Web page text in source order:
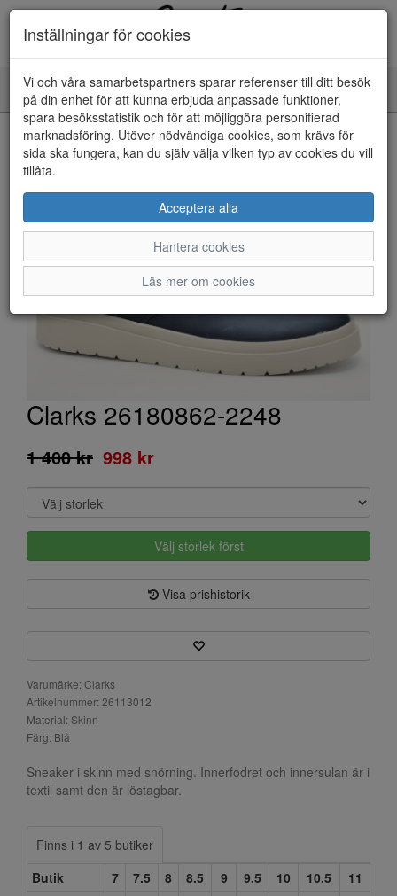
Toggle
navigation
HEM
Clarks 26180862-2248
1 400 kr 998 kr
Välj storlek först
Visa prishistorik
Varumärke: Clarks
Artikelnummer: 26113012
Material: Skinn
Färg: Blå
Sneaker i skinn med snörning. Innerfodret och innersulan är i
textil samt den är löstagbar.
Finns i 1 av 5 butiker
Butik
7 7.5 8 8.5 9 9.5 10 10.5
11
Inställningar för cookies
Vi och våra samarbetspartners sparar referenser till ditt besök
på din enhet för att kunna erbjuda anpassade funktioner,
spara besöksstatistik och för att möjliggöra personifierad
marknadsföring. Utöver nödvändiga cookies, som krävs för
sida ska fungera, kan du själv välja vilken typ av cookies du vill
tillåta.
Acceptera alla
Hantera cookies
Läs mer om cookies